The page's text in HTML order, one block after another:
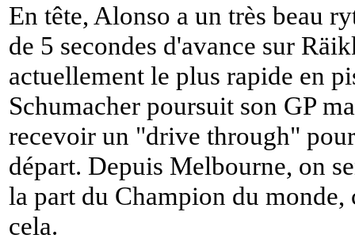
En tête, Alonso a un très beau
de 5 secondes d'avance sur
actuellement le plus rapide en
Schumacher poursuit son GP
recevoir un "drive through"
départ. Depuis Melbourne, on
la part du Champion du
cela.